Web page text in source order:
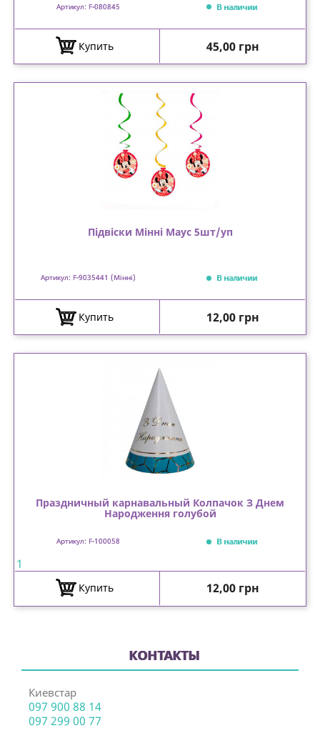
Артикул: F-080845 В наличии
Купить Цена
45,00 грн
Підвіски Мінні Маус 5шт/уп
Артикул: F-9035441 (Мінні) В наличии
Купить Цена
12,00 грн
Праздничный карнавальный Колпачок З Днем
Народження голубой
Артикул: F-100058 В наличии
1
Купить Цена
12,00 грн
КОНТАКТЫ
Киевстар
097 900 88 14
097 299 00 77